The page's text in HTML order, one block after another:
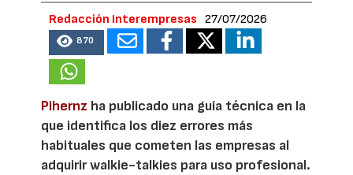
Redacción Interempresas 27/07/2026
870
Pihernz ha publicado una guía técnica en la
que identifica los diez errores más
habituales que cometen las empresas al
adquirir walkie-talkies para uso profesional.